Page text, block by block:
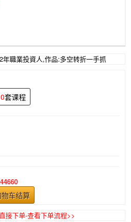
職業投資人,作品:多空转折一手抓
0套课程
车结算
接下单-查看下单流程>>